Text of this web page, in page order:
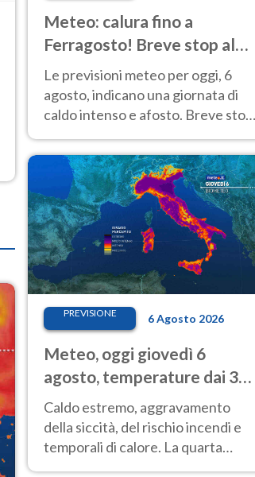
Meteo: calura fino a
Ferragosto! Breve stop al
Nord tra 7 e 9 agosto
Le previsioni meteo per oggi, 6
agosto, indicano una giornata di
caldo intenso e afosto. Breve stop
Nord.
PREVISIONE 6 Agosto 2026
Meteo, oggi giovedì 6
agosto, temperature dai 33
ai 40 gradi
Caldo estremo, aggravamento
della siccità, del rischio incendi e
temporali di calore. La quarta
intensa ondata di calore non dà